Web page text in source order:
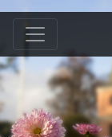
Hem
B &B
Bröllop